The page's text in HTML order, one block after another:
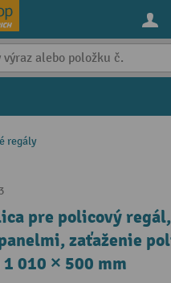
regály
pre policový regál,
zaťaženie
010 × 500 mm